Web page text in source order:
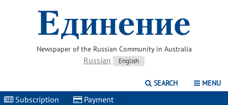
Newspaper of the Russian Community in Australia
Russian English
SEARCH MENU
Subscription | Payment |